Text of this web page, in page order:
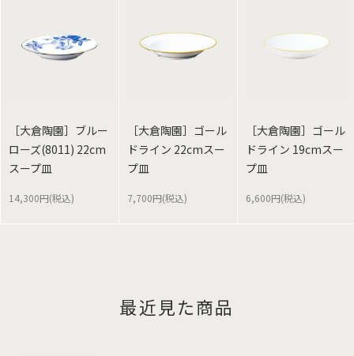
［大倉陶園］ブルー
ローズ(8011) 22cm
スープ皿
14,300円(税込)
［大倉陶園］ゴール
ドライン 22cmスー
プ皿
7,700円(税込)
［大倉陶園］ゴール
ドライン 19cmスー
プ皿
6,600円(税込)
最近見た商品